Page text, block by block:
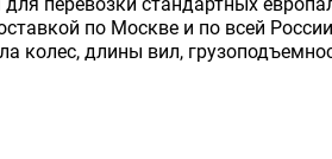
по Москве и по всей
колес, длины вил,